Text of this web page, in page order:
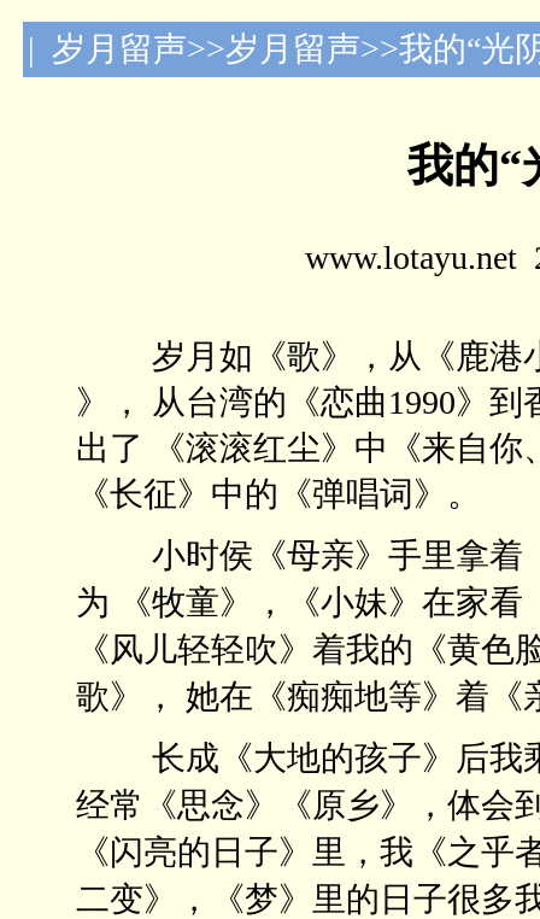
| 岁月留声>>岁月留声>>我的“光
我的“
www.lotayu.net
岁月如《歌》，从《鹿港小
》， 从台湾的《恋曲1990》
出了 《滚滚红尘》中《来自
《长征》中的《弹唱词》。
小时侯《母亲》手里拿着
为 《牧童》，《小妹》在家
《风儿轻轻吹》着我的《黄
歌》， 她在《痴痴地等》着《
长成《大地的孩子》后我
经常《思念》《原乡》，体会
《闪亮的日子》里，我《之
二变》，《梦》里的日子很多